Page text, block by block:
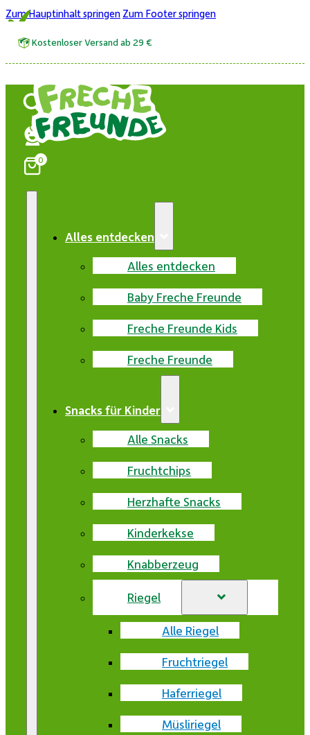
Zum Hauptinhalt springen Zum Footer springen
Kostenloser Versand ab 29 €
0
Alles entdecken
Alles entdecken
Baby Freche Freunde
Freche Freunde Kids
Freche Freunde
Snacks für Kinder
Alle Snacks
Fruchtchips
Herzhafte Snacks
Kinderkekse
Knabberzeug
Riegel
Alle Riegel
Fruchtriegel
Haferriegel
Müsliriegel